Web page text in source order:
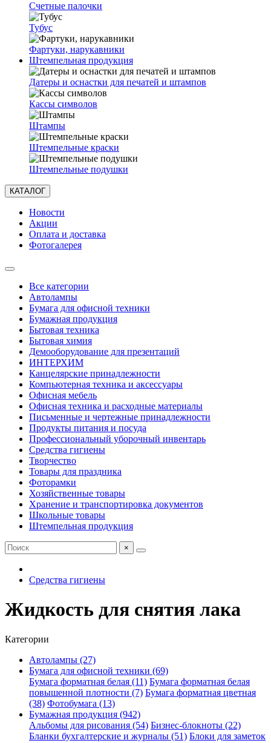
Счетные палочки
Тубус
Фартуки, нарукавники
Штемпельная продукция
Датеры и оснастки для печатей и штампов
Кассы символов
Штампы
Штемпельные краски
Штемпельные подушки
КАТАЛОГ
Новости
Акции
Оплата и доставка
Фотогалерея
Все категории
Автолампы
Бумага для офисной техники
Бумажная продукция
Бытовая техника
Бытовая химия
Демооборудование для презентаций
ИНТЕРХИМ
Канцелярские принадлежности
Компьютерная техника и аксессуары
Офисная мебель
Офисная техника и расходные материалы
Письменные и чертежные принадлежности
Продукты питания и посуда
Профессиональный уборочный инвентарь
Средства гигиены
Творчество
Товары для праздника
Фоторамки
Хозяйственные товары
Хранение и транспортировка документов
Школьные товары
Штемпельная продукция
×
Средства гигиены
Жидкость для снятия лака
Категории
Автолампы (27)
Бумага для офисной техники (69)
Бумага форматная белая (11) Бумага форматная белая
повышенной плотности (7) Бумага форматная цветная
(38) Фотобумага (13)
Бумажная продукция (942)
Альбомы для рисования (54) Бизнес-блокноты (22)
Бланки бухгалтерские и журналы (51) Блоки для заметок